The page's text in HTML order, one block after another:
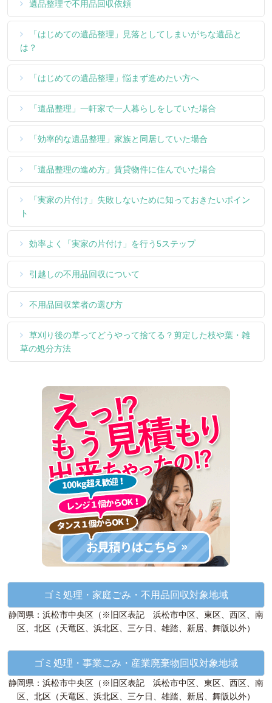
遺品整理で不用品回収依頼
「はじめての遺品整理」見落としてしまいがちな遺品と
は？
「はじめての遺品整理」悩まず進めたい方へ
「遺品整理」一軒家で一人暮らしをしていた場合
「効率的な遺品整理」家族と同居していた場合
「遺品整理の進め方」賃貸物件に住んでいた場合
「実家の片付け」失敗しないために知っておきたいポイン
ト
効率よく「実家の片付け」を行う5ステップ
引越しの不用品回収について
不用品回収業者の選び方
草刈り後の草ってどうやって捨てる？剪定した枝や葉・雑
草の処分方法
ゴミ処理・家庭ごみ・不用品回収対象地域
静岡県：浜松市中央区（※旧区表記 浜松市中区、東区、西区、南
区、北区（天竜区、浜北区、三ケ日、雄踏、新居、舞阪以外）
ゴミ処理・事業ごみ・産業廃棄物回収対象地域
静岡県：浜松市中央区（※旧区表記 浜松市中区、東区、西区、南
区、北区（天竜区、浜北区、三ケ日、雄踏、新居、舞阪以外）